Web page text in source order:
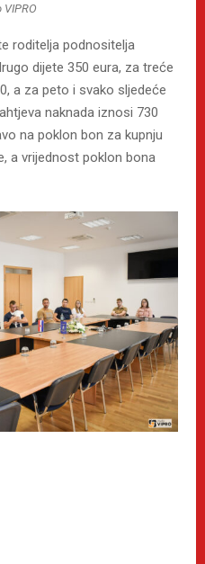
roditelja podnositelja
dijete 350 eura, za treće
a za peto i svako sljedeće
naknada iznosi 730
na poklon bon za kupnju
a vrijednost poklon bona